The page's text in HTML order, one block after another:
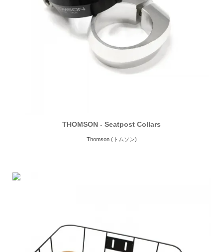
THOMSON - Seatpost Collars
Thomson (トムソン)